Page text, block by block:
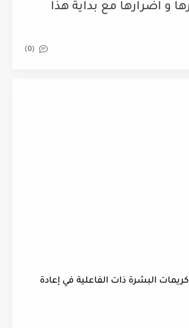
و اضرارها مع بداية هذا
(0)
البشرة ذات الفاعلية في إعادة